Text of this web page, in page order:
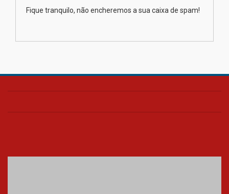
diagnóstico precoce do câncer
de pulmão
Fique tranquilo, não encheremos a sua caixa de spam!